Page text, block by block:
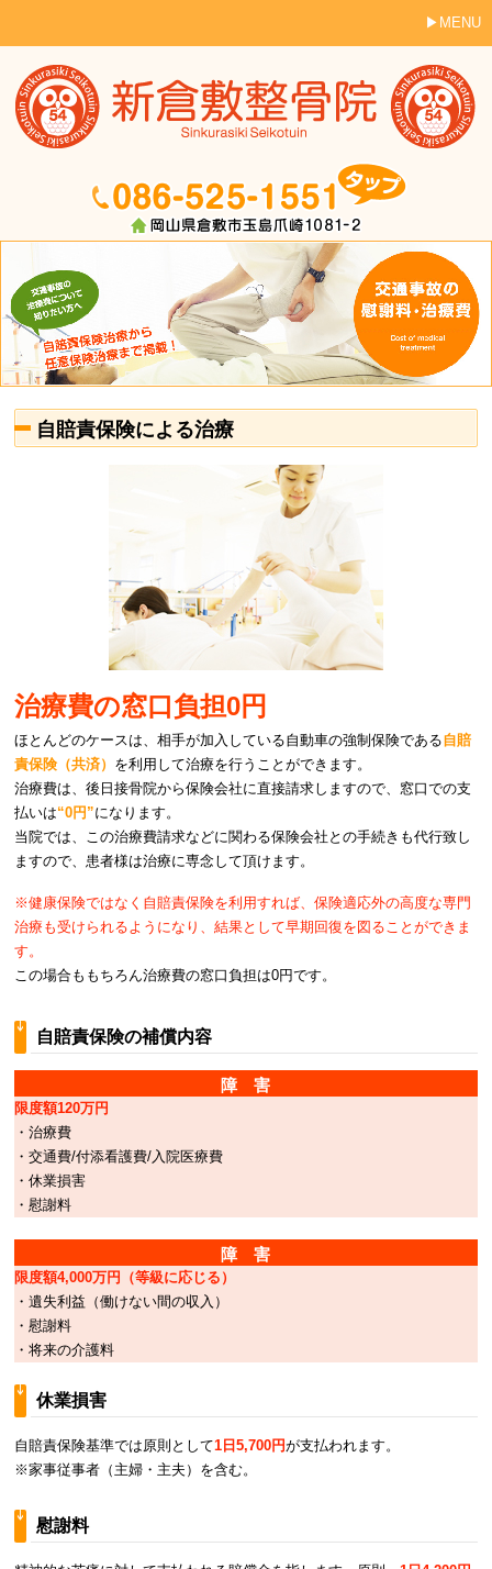
MENU
自賠責保険による治療
治療費の窓口負担0円
ほとんどのケースは、相手が加入している自動車の強制保険である自賠
責保険（共済） を利用して治療を行うことができます。
治療費は、後日接骨院から保険会社に直接請求しますので、窓口での支
払いは“0円”になります。
当院では、この治療費請求などに関わる保険会社との手続きも代行致し
ますので、患者様は治療に専念して頂けます。
※健康保険ではなく自賠責保険を利用すれば、保険適応外の高度な専門
治療も受けられるようになり、結果として早期回復を図ることができま
す。
この場合ももちろん治療費の窓口負担は0円です。
自賠責保険の補償内容
障 害
限度額120万円
・治療費
・交通費/付添看護費/入院医療費
・休業損害
・慰謝料
障 害
限度額4,000万円（等級に応じる）
・遺失利益（働けない間の収入）
・慰謝料
・将来の介護料
休業損害
自賠責保険基準では原則として1日5,700円が支払われます。
※家事従事者（主婦・主夫）を含む。
慰謝料